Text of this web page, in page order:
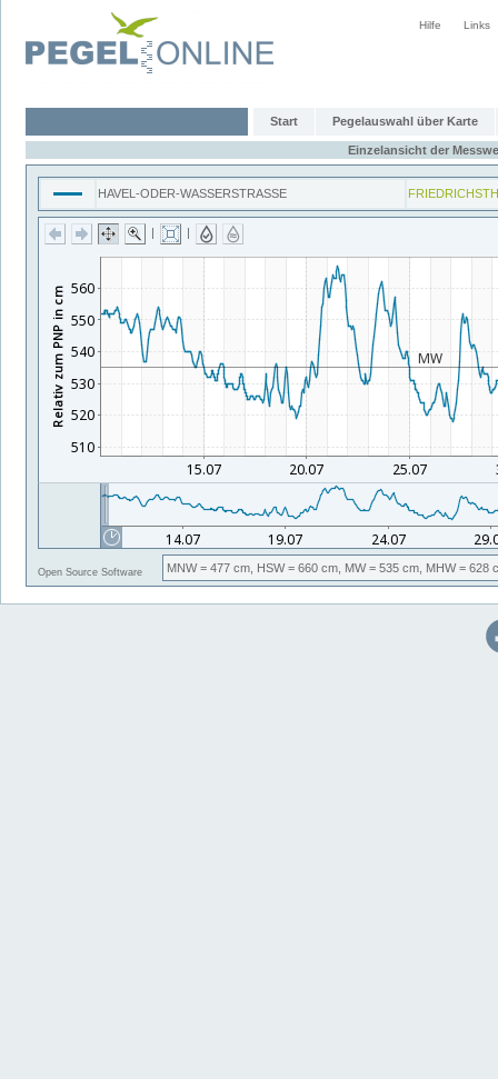
Hilfe Links
Start Pegelauswahl über Karte
Einzelansicht der
HAVEL-ODER-WASSERSTRASSE
| |
Open Source Software MNW= 477 cm, HSW= 660 cm, MW= 535 cm, MHW= 628